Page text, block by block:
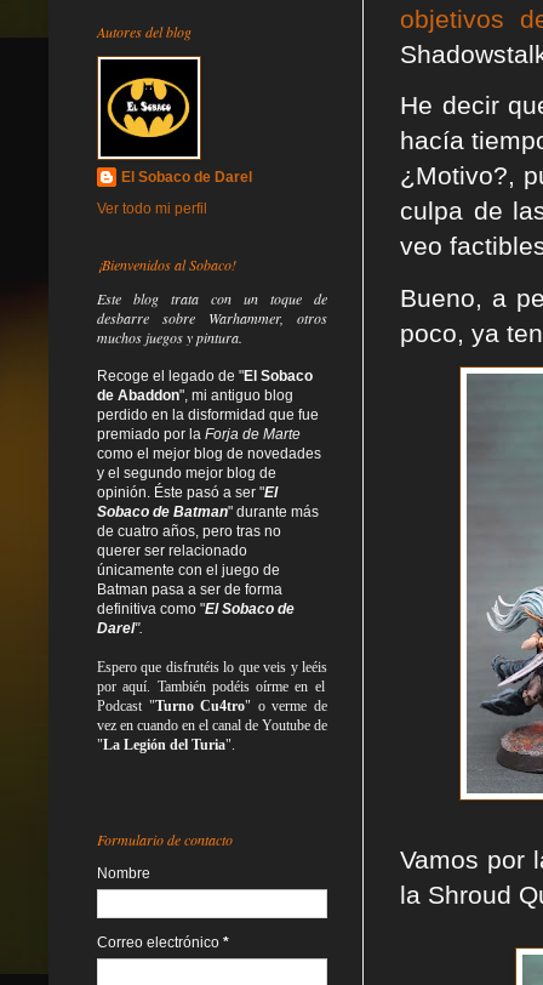
objetivos
He decir
hacía
¿Motivo?,
culpa de
veo
Bueno, a
poco, ya
Vamos por
la Shroud
Autores del blog
El Sobaco de Darel
Ver todo mi perfil
¡Bienvenidos al Sobaco!
Este blog trata con un toque de
desbarre sobre Warhammer, otros
muchos juegos y pintura.
Recoge el legado de "El Sobaco
de Abaddon", mi antiguo blog
perdido en la disformidad que fue
premiado por la Forja de Marte
como el mejor blog de novedades
y el segundo mejor blog de
opinión. Éste pasó a ser "El
Sobaco de Batman" durante más
de cuatro años, pero tras no
querer ser relacionado
únicamente con el juego de
Batman pasa a ser de forma
definitiva como "El Sobaco de
Darel".
Espero que disfrutéis lo queveis yleéis
por aquí. También podéis oírme en el
Podcast "Turno Cu4tro" o verme de
vez en cuando en el canal de Youtube de
"La Legión del Turia".
Formulario de contacto
Nombre
Correo electrónico *